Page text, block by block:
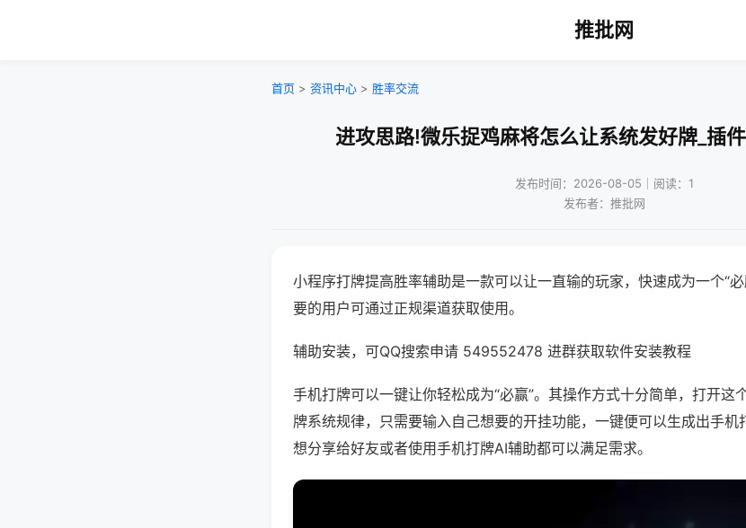
推批网
首页 > 资讯中心 > 胜率交流
进攻思路!微乐捉鸡麻将怎么让系统发好牌_插
发布时间：2026-08-05｜阅读：1
发布者：推批网
小程序打牌提高胜率辅助是一款可以让一直输的玩家，快速成为一个“
要的用户可通过正规渠道获取使用。
辅助安装，可QQ搜索申请 549552478 进群获取软件安装教程
手机打牌可以一键让你轻松成为“必赢”。其操作方式十分简单，打开这
牌系统规律，只需要输入自己想要的开挂功能，一键便可以生成出手机
想分享给好友或者使用手机打牌AI辅助都可以满足需求。